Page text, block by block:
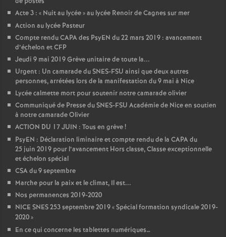
Acte 3 : « Nuit au lycée» au lycée Renoir de Cagnes sur mer
Action au lycée Pasteur
Compte rendu CAPA des PsyEN du 22 mars 2019 : avancement
d’échelon et CFP
Jeudi 9 mai 2019 Grève unitaire de toute la...
Urgent : Un camarade du SNES-FSU ainsi que deux autres
personnes, arrétées lors de la manifestation du 9 mai à Nice
Lycée calmette mort pour soutenir notre camarade olivier
Communiqué de Presse du SNES-FSU Académie de Nice en soutien
à notre camarade Olivier
ACTION DU 17 JUIN : Tous en grève!
PsyEN : Déclaration liminaire et compte rendu de la CAPA du
25 juin 2019 pour l’avancement Hors classe, Classe exceptionnelle
et échelon spécial
CSA du 9 septembre
Marche pour la paix et le climat, Il est...
Nos permanences 2019-2020
NICE SNES 253 septembre 2019 «Spécial formation syndicale 2019-
2020»
En ce qui concerne les tablettes numériques…